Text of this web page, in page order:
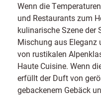
Wenn die
und Restaurants zum
kulinarische Szene der
Mischung aus Eleganz
von rustikalen
Haute Cuisine. Wenn
erfüllt der Duft von
gebackenem Gebäck